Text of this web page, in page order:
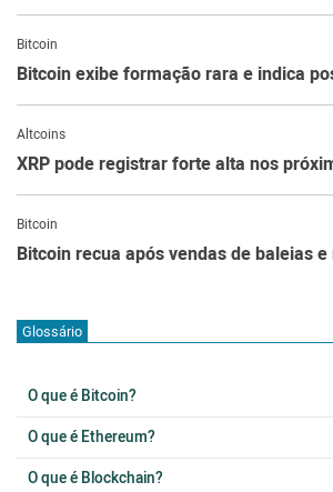
Bitcoin
Bitcoin exibe formação rara e indica
Altcoins
XRP pode registrar forte alta nos
Bitcoin
Bitcoin recua após vendas de baleias
Glossário
O que é Bitcoin?
O que é Ethereum?
O que é Blockchain?